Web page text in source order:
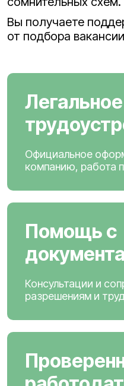
Вы получаете
от подбора
Легальное
Официальное
компанию, работа
Помощь с
Консультации и
разрешениям и